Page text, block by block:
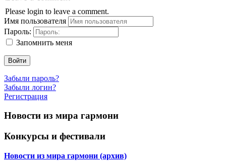
Please login to leave a comment.
Имя пользователя
Пароль:
Запомнить меня
Войти
Забыли пароль?
Забыли логин?
Регистрация
Новости из мира гармони
Конкурсы и фестивали
Новости из мира гармони (архив)